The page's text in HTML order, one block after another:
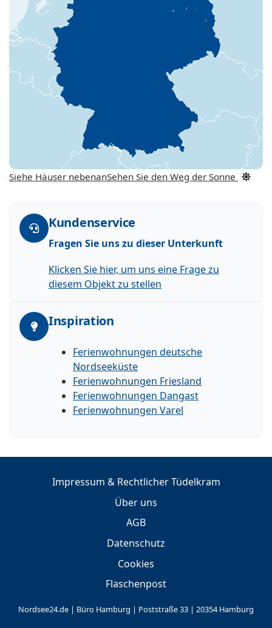
Siehe Häuser nebenanSehen Sie den Weg der Sonne
Kundenservice
Fragen Sie uns zu dieser Unterkunft
Klicken Sie hier, um uns eine Frage zu
diesem Objekt zu stellen
Inspiration
Ferienwohnungen deutsche
Nordseeküste
Ferienwohnungen Friesland
Ferienwohnungen Dangast
Ferienwohnungen Varel
Impressum & Rechtlicher Tüdelkram
Über uns
AGB
Datenschutz
Cookies
Flaschenpost
Nordsee24.de | Büro Hamburg | Poststraße 33 | 20354 Hamburg